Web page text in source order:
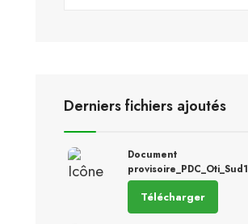
Derniers fichiers ajoutés
Document
provisoire_PDC_Oti_Sud1
Télécharger